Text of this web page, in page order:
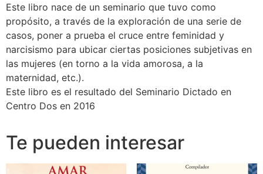
Este libro nace de un seminario que tuvo como
propósito, a través de la exploración de una serie de
casos, poner a prueba el cruce entre feminidad y
narcisismo para ubicar ciertas posiciones subjetivas en
las mujeres (en torno a la vida amorosa, a la
maternidad, etc.).
Este libro es el resultado del Seminario Dictado en
Centro Dos en 2016
Te pueden interesar